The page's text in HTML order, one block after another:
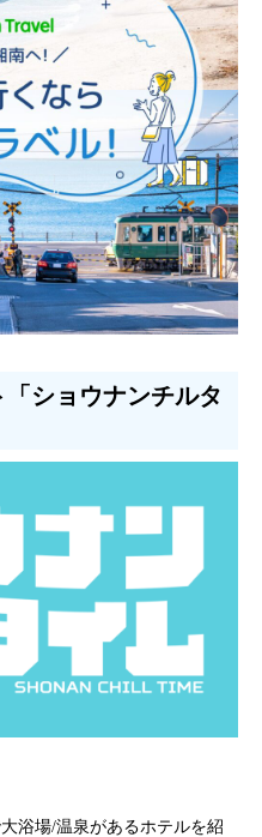
ショウナンチルタ
浴場/温泉があるホテルを紹